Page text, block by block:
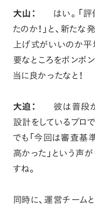
大山：
はい。「
たのか！」と、新た
上げ式がいいのか平
要なところをポンポ
当に良かったなと！
大迫：
彼は普段
設計をしているプロ
でも「今回は審査基
高かった」という声
すね。
同時に、運営チーム